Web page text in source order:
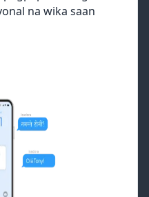
na wika saan